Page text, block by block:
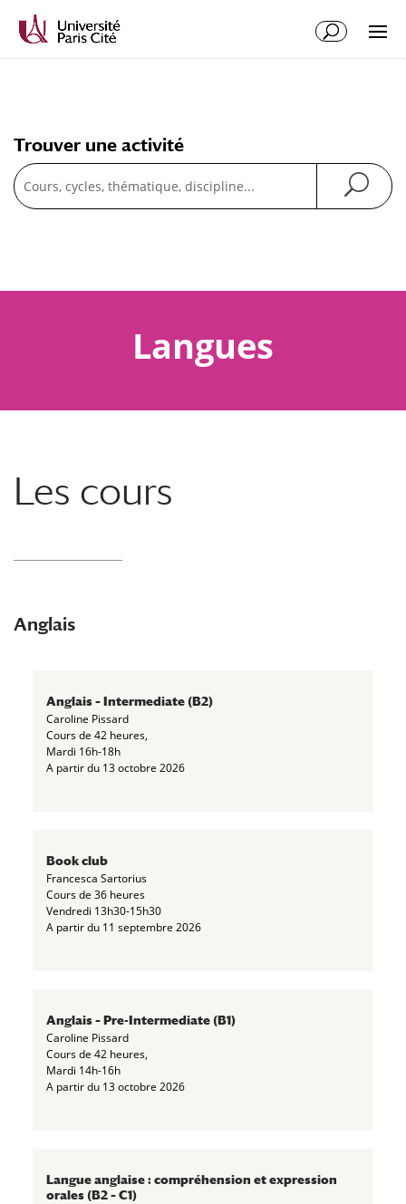
Trouver une activité
Recherche
Langues
Les cours
Anglais
Anglais – Intermediate (B2)
Caroline Pissard
Cours de 42 heures,
Mardi 16h-18h
A partir du 13 octobre 2026
Book club
Francesca Sartorius
Cours de 36 heures
Vendredi 13h30-15h30
A partir du 11 septembre 2026
Anglais – Pre-Intermediate (B1)
Caroline Pissard
Cours de 42 heures,
Mardi 14h-16h
A partir du 13 octobre 2026
Langue anglaise : compréhension et expression
orales (B2 – C1)